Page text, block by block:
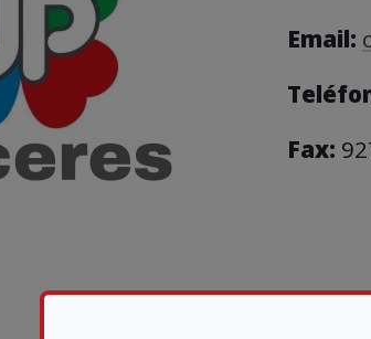
Email:
Fax: